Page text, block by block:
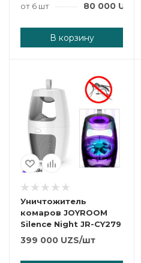
от 6 шт 80 000UZS
В корзину
Уничтожитель
комаров JOYROOM
Silence Night JR-CY279
399 000 UZS/шт